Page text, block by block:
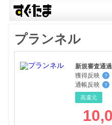
プランネル
新規審査通
獲得反映
？
通帳反映
？
高還元